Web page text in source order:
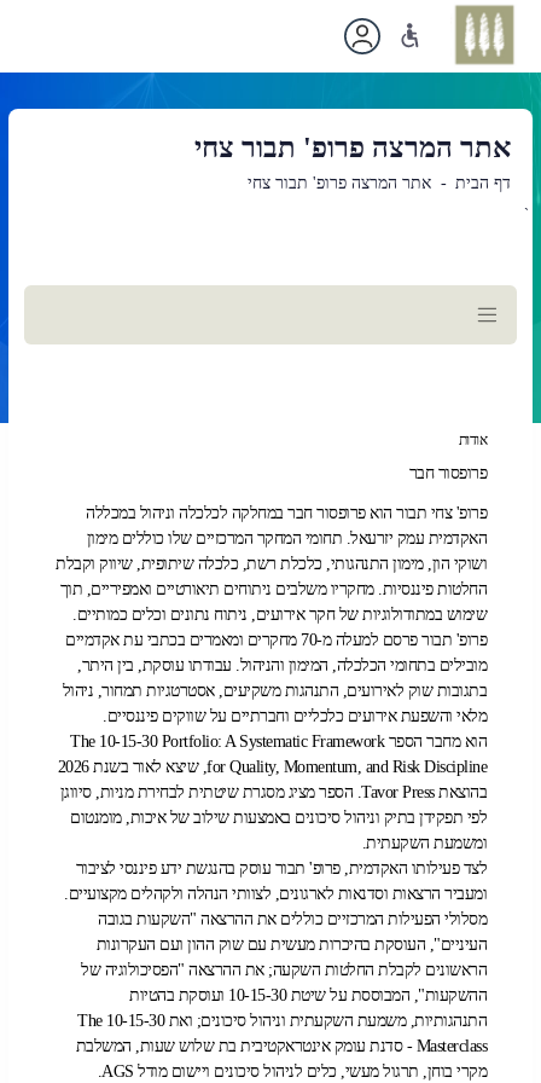
אתר המרצה פרופ' תבור צחי
דף הבית אתר המרצה פרופ' תבור צחי
`
תוכן
ראשי
אודות
פרופסור חבר
פרופ' צחי תבור הוא פרופסור חבר במחלקה לכלכלה וניהול במכללה
האקדמית עמק יזרעאל. תחומי המחקר המרכזיים שלו כוללים מימון
ושוקי הון, מימון התנהגותי, כלכלת רשת, כלכלה שיתופית, שיווק וקבלת
החלטות פיננסיות. מחקריו משלבים ניתוחים תיאורטיים ואמפיריים, תוך
שימוש במתודולוגיות של חקר אירועים, ניתוח נתונים וכלים כמותיים.
פרופ' תבור פרסם למעלה מ-70 מחקרים ומאמרים בכתבי עת אקדמיים
מובילים בתחומי הכלכלה, המימון והניהול. עבודתו עוסקת, בין היתר,
בתגובות שוק לאירועים, התנהגות משקיעים, אסטרטגיות תמחור, ניהול
מלאי והשפעת אירועים כלכליים וחברתיים על שווקים פיננסיים.
הוא מחבר הספר The 10-15-30 Portfolio: A Systematic Framework
for Quality, Momentum, and Risk Discipline, שיצא לאור בשנת 2026
בהוצאת Tavor Press. הספר מציג מסגרת שיטתית לבחירת מניות, סיווגן
לפי תפקידן בתיק וניהול סיכונים באמצעות שילוב של איכות, מומנטום
ומשמעת השקעתית.
לצד פעילותו האקדמית, פרופ' תבור עוסק בהנגשת ידע פיננסי לציבור
ומעביר הרצאות וסדנאות לארגונים, לצוותי הנהלה ולקהלים מקצועיים.
מסלולי הפעילות המרכזיים כוללים את ההרצאה "השקעות בגובה
העיניים", העוסקת בהיכרות מעשית עם שוק ההון ועם העקרונות
הראשונים לקבלת החלטות השקעה; את ההרצאה "הפסיכולוגיה של
ההשקעות", המבוססת על שיטת 10-15-30 ועוסקת בהטיות
התנהגותיות, משמעת השקעתית וניהול סיכונים; ואת The 10-15-30
Masterclass - סדנת עומק אינטראקטיבית בת שלוש שעות, המשלבת
מקרי בוחן, תרגול מעשי, כלים לניהול סיכונים ויישום מודל AGS.